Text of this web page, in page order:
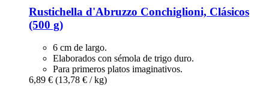
Rustichella d'Abruzzo Conchiglioni, Clásicos
(500 g)
6 cm de largo.
Elaborados con sémola de trigo duro.
Para primeros platos imaginativos.
6,89 € (13,78 € / kg)